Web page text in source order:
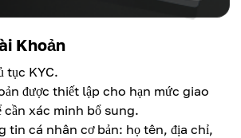
Khoản
tục KYC.
được thiết lập cho hạn mức giao
xác minh bổ sung.
tin cá nhân cơ bản: họ tên, địa chỉ,